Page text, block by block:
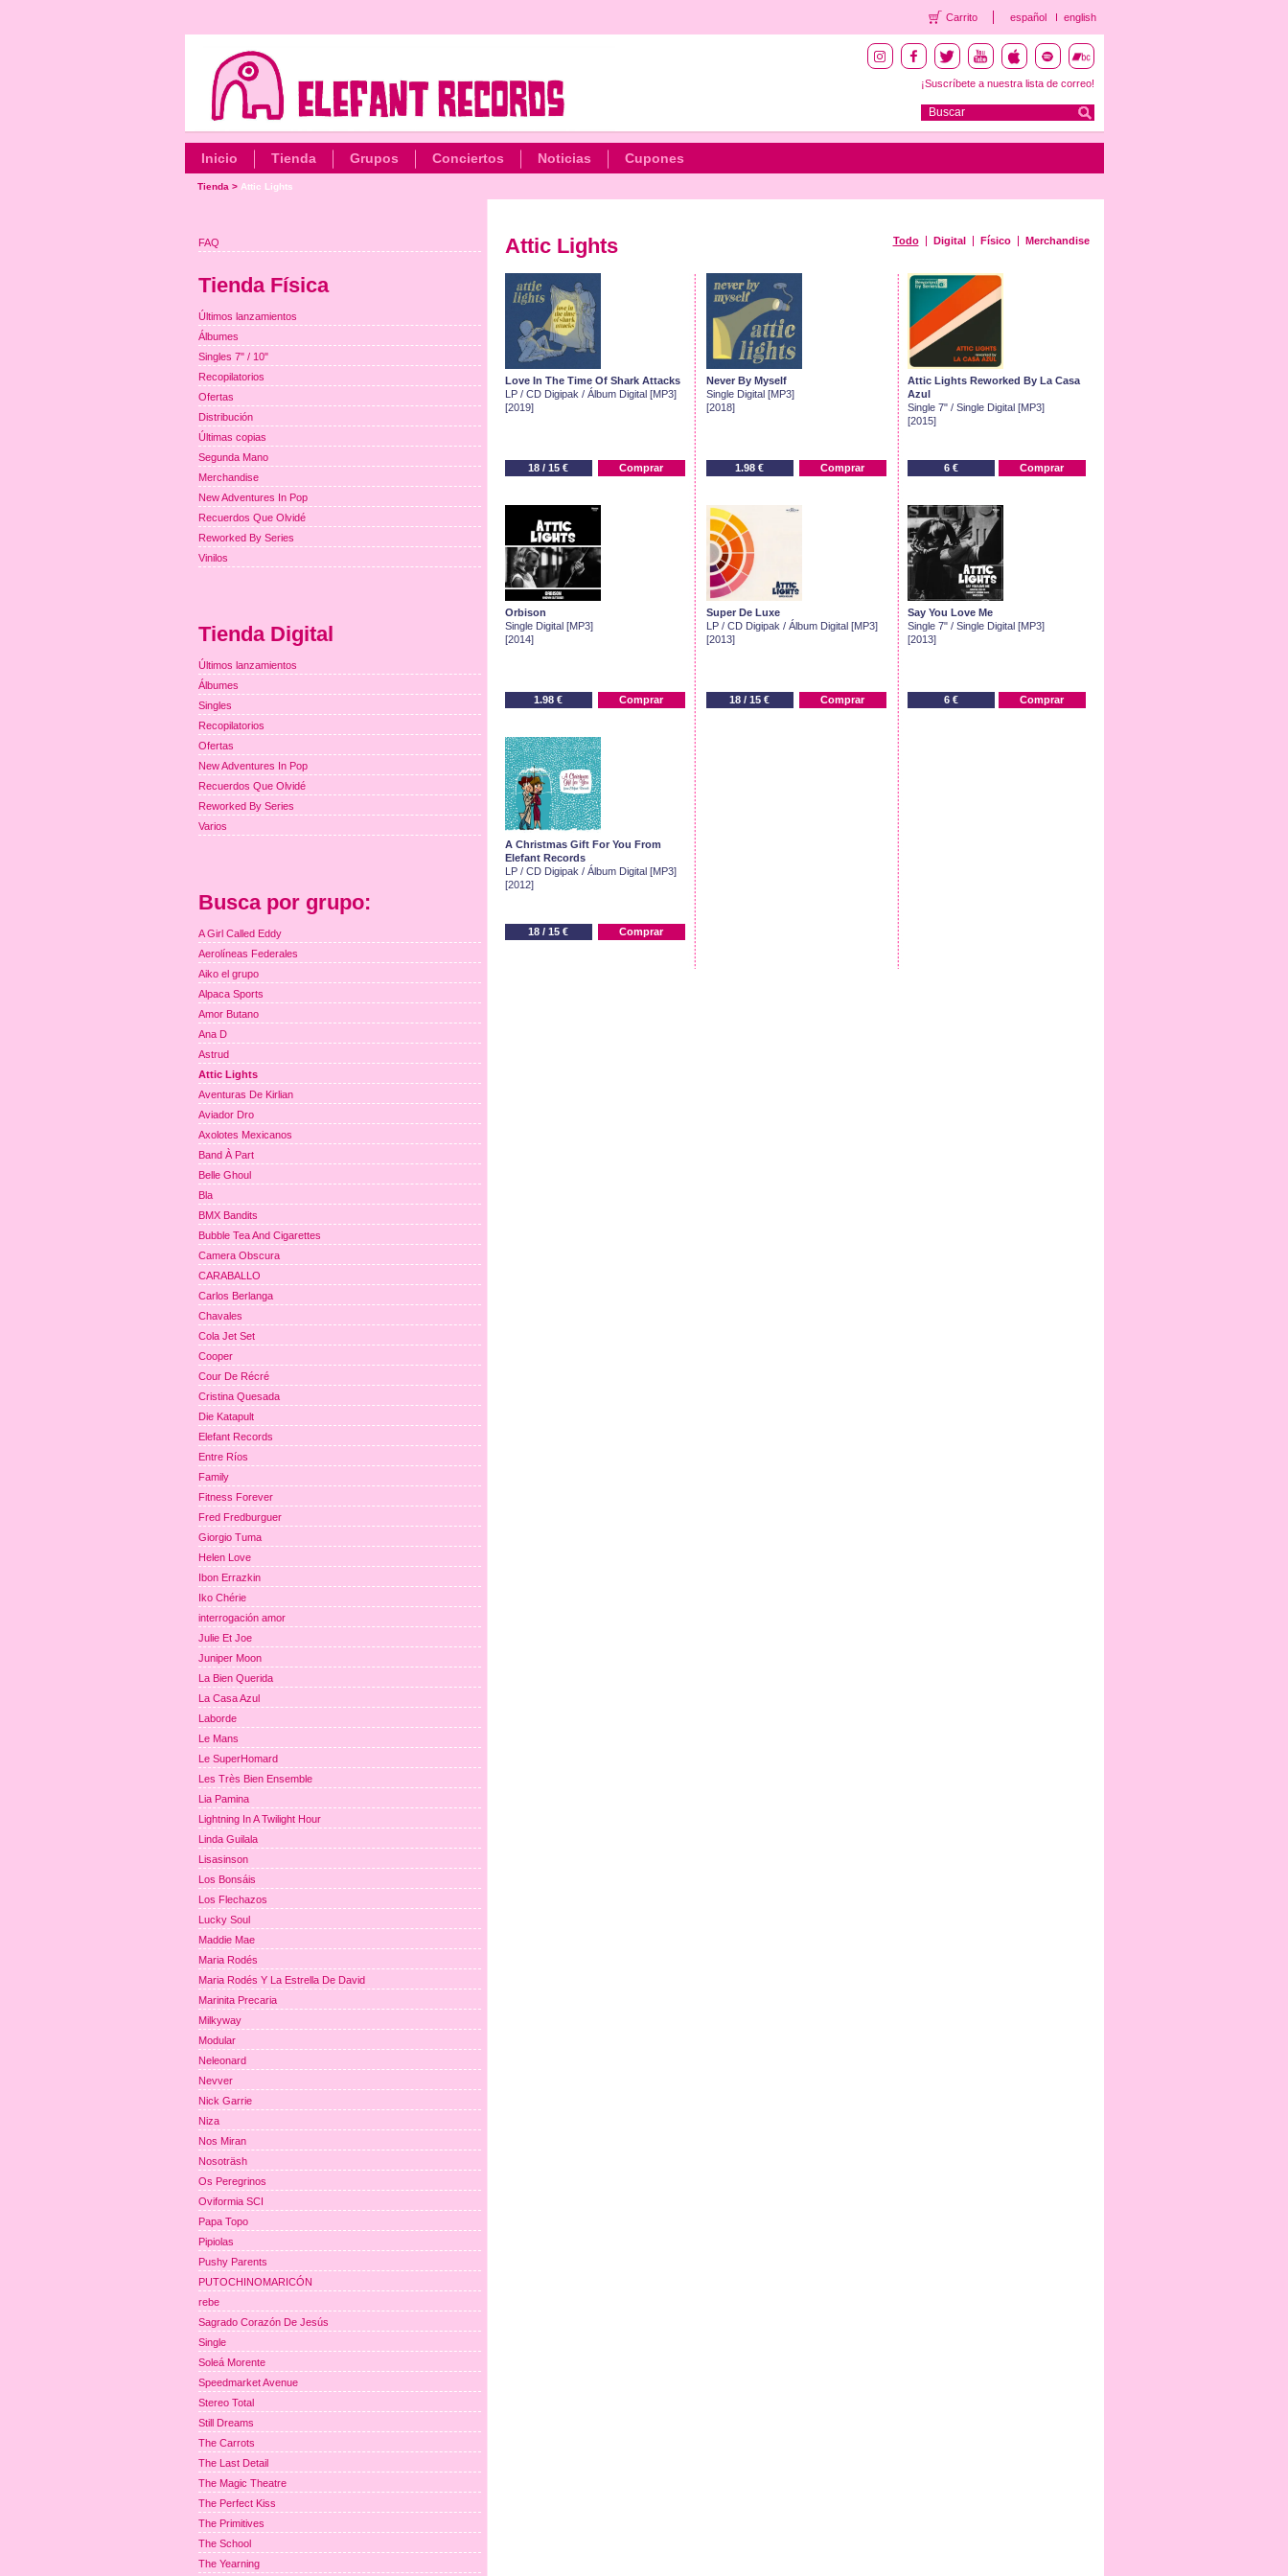
Carrito español english
¡Suscríbete a nuestra lista de correo!
Inicio Tienda Grupos Conciertos Noticias Cupones
Tienda > Attic Lights
Attic Lights Todo Digital Físico Merchandise
Love In The Time Of Shark Attacks
LP / CD Digipak / Álbum Digital [MP3]
[2019]
Comprar
18 / 15 €
Never By Myself
Single Digital [MP3]
[2018]
Comprar
1.98 €
Attic Lights Reworked By La Casa
Azul
Single 7" / Single Digital [MP3]
[2015]
Comprar
6 €
Orbison
Single Digital [MP3]
[2014]
Comprar
1.98 €
Super De Luxe
LP / CD Digipak / Álbum Digital [MP3]
[2013]
Comprar
18 / 15 €
Say You Love Me
Single 7" / Single Digital [MP3]
[2013]
Comprar
6 €
A Christmas Gift For You From
Elefant Records
LP / CD Digipak / Álbum Digital [MP3]
[2012]
Comprar
18 / 15 €
FAQ
Tienda Física
Últimos lanzamientos
Álbumes
Singles 7" / 10"
Recopilatorios
Ofertas
Distribución
Últimas copias
Segunda Mano
Merchandise
New Adventures In Pop
Recuerdos Que Olvidé
Reworked By Series
Vinilos
Tienda Digital
Últimos lanzamientos
Álbumes
Singles
Recopilatorios
Ofertas
New Adventures In Pop
Recuerdos Que Olvidé
Reworked By Series
Varios
Busca por grupo:
A Girl Called Eddy
Aerolíneas Federales
Aiko el grupo
Alpaca Sports
Amor Butano
Ana D
Astrud
Attic Lights
Aventuras De Kirlian
Aviador Dro
Axolotes Mexicanos
Band À Part
Belle Ghoul
Bla
BMX Bandits
Bubble Tea And Cigarettes
Camera Obscura
CARABALLO
Carlos Berlanga
Chavales
Cola Jet Set
Cooper
Cour De Récré
Cristina Quesada
Die Katapult
Elefant Records
Entre Ríos
Family
Fitness Forever
Fred Fredburguer
Giorgio Tuma
Helen Love
Ibon Errazkin
Iko Chérie
interrogación amor
Julie Et Joe
Juniper Moon
La Bien Querida
La Casa Azul
Laborde
Le Mans
Le SuperHomard
Les Très Bien Ensemble
Lia Pamina
Lightning In A Twilight Hour
Linda Guilala
Lisasinson
Los Bonsáis
Los Flechazos
Lucky Soul
Maddie Mae
Maria Rodés
Maria Rodés Y La Estrella De David
Marinita Precaria
Milkyway
Modular
Neleonard
Nevver
Nick Garrie
Niza
Nos Miran
Nosoträsh
Os Peregrinos
Oviformia SCI
Papa Topo
Pipiolas
Pushy Parents
PUTOCHINOMARICÓN
rebe
Sagrado Corazón De Jesús
Single
Soleá Morente
Speedmarket Avenue
Stereo Total
Still Dreams
The Carrots
The Last Detail
The Magic Theatre
The Perfect Kiss
The Primitives
The School
The Yearning